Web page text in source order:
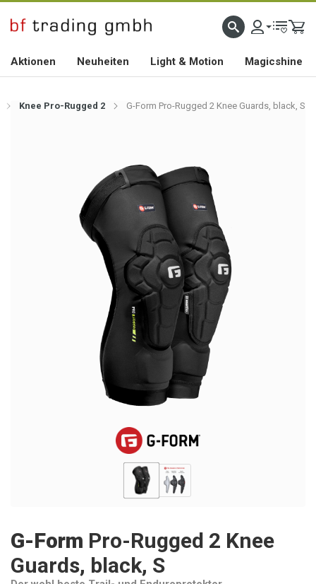
HOCHWERTIGES BIKEZUBEHÖR SEIT 2010
Aktionen Neuheiten Light & Motion Magicshine
Knee Pro-Rugged 2 G-Form Pro-Rugged 2 Knee Guards, black, S
G-Form Pro-Rugged 2 Knee
Guards, black, S